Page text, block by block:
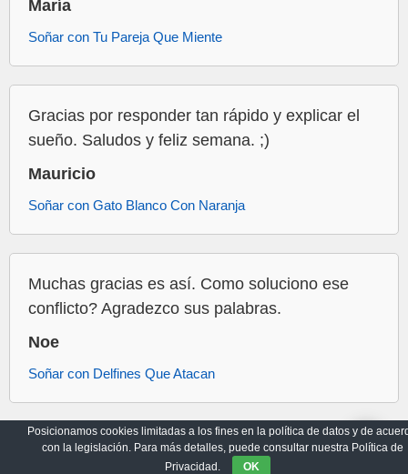
María
Soñar con Tu Pareja Que Miente
Gracias por responder tan rápido y explicar el
sueño. Saludos y feliz semana. ;)
Mauricio
Soñar con Gato Blanco Con Naranja
Muchas gracias es así. Como soluciono ese
conflicto? Agradezco sus palabras.
Noe
Soñar con Delfines Que Atacan
Archivo Política de Privacidad
Posicionamos cookies limitadas a los fines en la política de datos y de
con la legislación. Para más detalles, puede consultar nuestra Política de
Privacidad.
OK